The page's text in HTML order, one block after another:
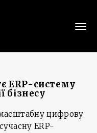
ERP-систему
бізнесу
цифрову
ERP-